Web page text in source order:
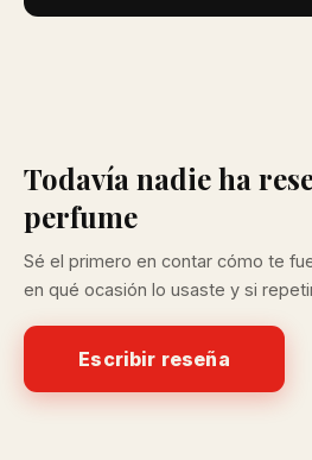
Todavía nadie ha
perfume
Sé el primero en contar cómo te
en qué ocasión lo usaste y si
Escribir reseña